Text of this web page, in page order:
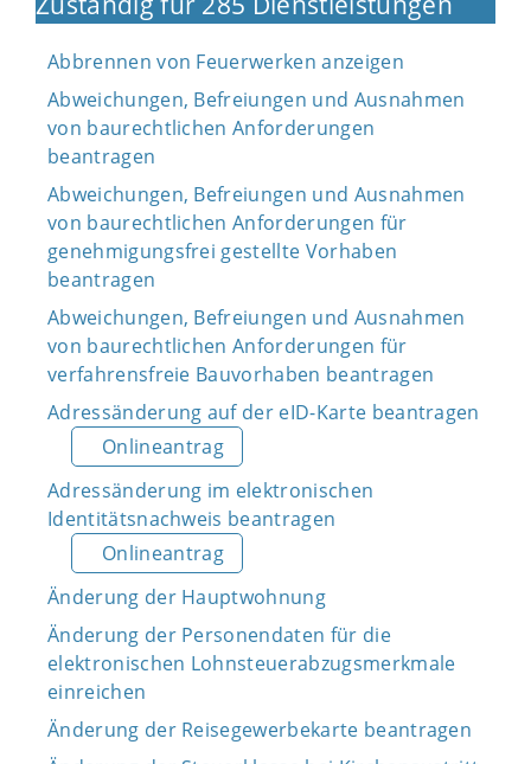
Abbrennen von Feuerwerken anzeigen
Abweichungen, Befreiungen und Ausnahmen
von baurechtlichen Anforderungen
beantragen
Abweichungen, Befreiungen und Ausnahmen
von baurechtlichen Anforderungen für
genehmigungsfrei gestellte Vorhaben
beantragen
Abweichungen, Befreiungen und Ausnahmen
von baurechtlichen Anforderungen für
verfahrensfreie Bauvorhaben beantragen
Adressänderung auf der eID-Karte beantragen
Onlineantrag
Adressänderung im elektronischen
Identitätsnachweis beantragen
Onlineantrag
Änderung der Hauptwohnung
Änderung der Personendaten für die
elektronischen Lohnsteuerabzugsmerkmale
einreichen
Änderung der Reisegewerbekarte beantragen